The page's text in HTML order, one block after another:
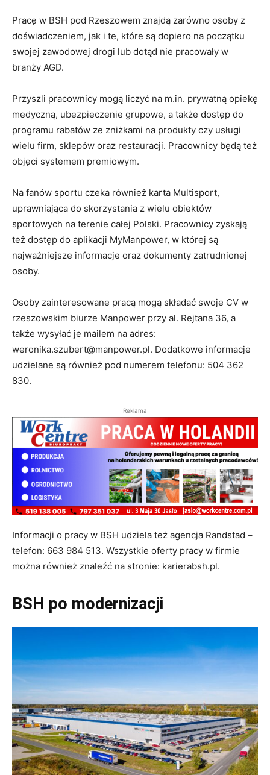
Pracę w BSH pod Rzeszowem znajdą zarówno osoby z
doświadczeniem, jak i te, które są dopiero na początku
swojej zawodowej drogi lub dotąd nie pracowały w
branży AGD.
Przyszli pracownicy mogą liczyć na m.in. prywatną opiekę
medyczną, ubezpieczenie grupowe, a także dostęp do
programu rabatów ze zniżkami na produkty czy usługi
wielu firm, sklepów oraz restauracji. Pracownicy będą też
objęci systemem premiowym.
Na fanów sportu czeka również karta Multisport,
uprawniająca do skorzystania z wielu obiektów
sportowych na terenie całej Polski. Pracownicy zyskają
też dostęp do aplikacji MyManpower, w której są
najważniejsze informacje oraz dokumenty zatrudnionej
osoby.
Osoby zainteresowane pracą mogą składać swoje CV w
rzeszowskim biurze Manpower przy al. Rejtana 36, a
także wysyłać je mailem na adres:
weronika.szubert@manpower.pl. Dodatkowe informacje
udzielane są również pod numerem telefonu: 504 362
830.
Reklama
Informacji o pracy w BSH udziela też agencja Randstad –
telefon: 663 984 513. Wszystkie oferty pracy w firmie
można również znaleźć na stronie: karierabsh.pl.
BSH po modernizacji